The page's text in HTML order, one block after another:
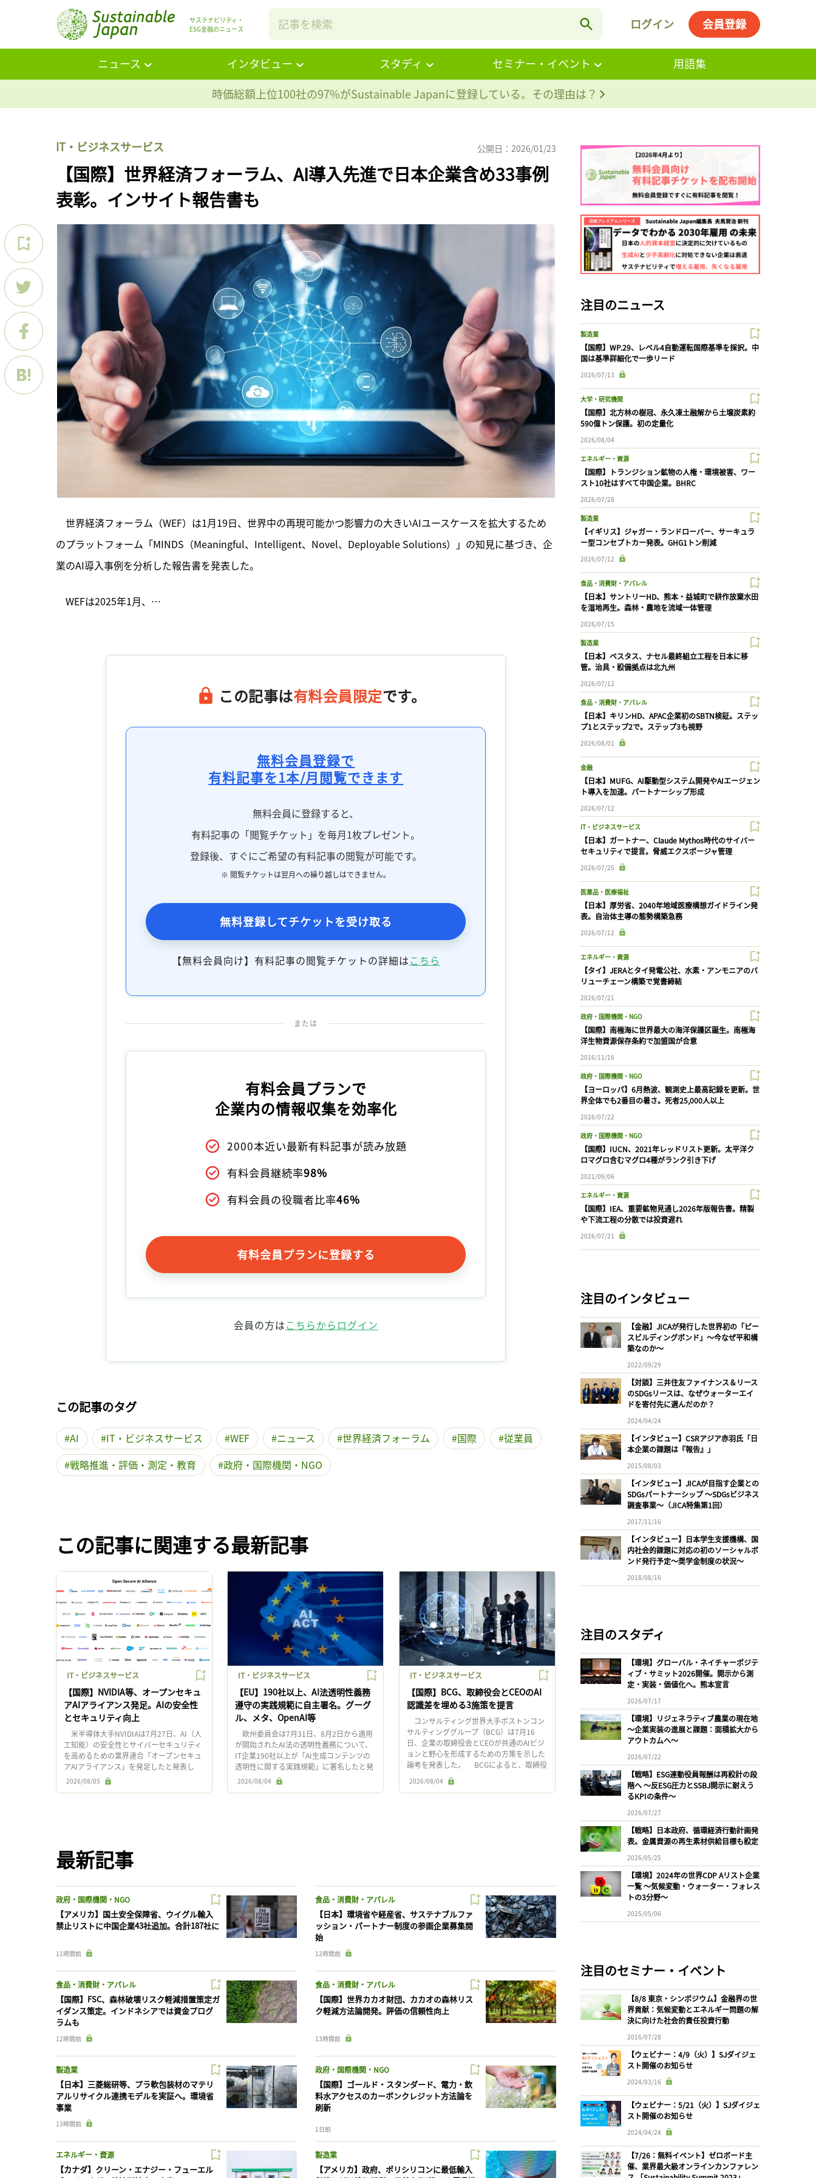
サステナビリティ・
ESG金融のニュース
ログイン 会員登録
ニュース インタビュー スタディ セミナー・イベント
用語集
時価総額上位100社の97%がSustainable Japanに登録している。その理由は？
IT・ビジネスサービス 公開日：2026/01/23
【国際】世界経済フォーラム、AI導入先進で日本企業含め33事例
表彰。インサイト報告書も
世界経済フォーラム（WEF）は1月19日、世界中の再現可能かつ影響力の大きいAIユースケースを拡大するため
のプラットフォーム「MINDS（Meaningful、Intelligent、Novel、Deployable Solutions）」の知見に基づき、企
業のAI導入事例を分析した報告書を発表した。
WEFは2025年1月、…
この記事は有料会員限定です。
無料会員登録で
有料記事を1本/月閲覧できます
無料会員に登録すると、
有料記事の「閲覧チケット」を毎月1枚プレゼント。
登録後、すぐにご希望の有料記事の閲覧が可能です。
※ 閲覧チケットは翌月への繰り越しはできません。
無料登録してチケットを受け取る
【無料会員向け】有料記事の閲覧チケットの詳細はこちら
または
有料会員プランで
企業内の情報収集を効率化
2000本近い最新有料記事が読み放題
有料会員継続率98%
有料会員の役職者比率46%
有料会員プランに登録する
会員の方はこちらからログイン
この記事のタグ
AI IT・ビジネスサービス WEF ニュース 世界経済フォーラム 国際
従業員
戦略推進・評価・測定・教育
政府・国際機関・NGO
この記事に関連する最新記事
IT・ビジネスサービス
【国際】NVIDIA等、オープンセキュ
アAIアライアンス発足。AIの安全性
とセキュリティ向上
米半導体大手NVIDIAは7月27日、AI（人
工知能）の安全性とサイバーセキュリティ
を高めるための業界連合「オープンセキュ
アAIアライアンス」を発足したと発表し
た。 同アライアンスでは、 ここから先
は登録ユーザー限定 […]
2026/08/05
IT・ビジネスサービス
【EU】190社以上、AI法透明性義務
遵守の実践規範に自主署名。グーグ
ル、メタ、OpenAI等
欧州委員会は7月31日、8月2日から適用
が開始されたAI法の透明性義務について、
IT企業190社以上が「AI生成コンテンツの
透明性に関する実践規範」に署名したと発
表した。同実践規範への署名は任意だが、
署名した上で欧州委 […]
2026/08/04
IT・ビジネスサービス
【国際】BCG、取締役会とCEOのAI
認識差を埋める3施策を提言
コンサルティング世界大手ボストンコン
サルティンググループ（BCG）は7月16
日、企業の取締役会とCEOが共通のAIビジ
ョンと野心を形成するための方策を示した
論考を発表した。 BCGによると、取締役
会とCEOはAI導入 […]
2026/08/04
最新記事
政府・国際機関・NGO
【アメリカ】国土安全保障省、ウイグル輸入
禁止リストに中国企業43社追加。合計187社に
11時間前
食品・消費財・アパレル
【日本】環境省や経産省、サステナブルファ
ッション・パートナー制度の参画企業募集開
始
12時間前
食品・消費財・アパレル
【国際】FSC、森林破壊リスク軽減措置策定ガ
イダンス策定。インドネシアでは資金プログ
ラムも
12時間前
食品・消費財・アパレル
【国際】世界カカオ財団、カカオの森林リス
ク軽減方法論開発。評価の信頼性向上
13時間前
製造業
【日本】三菱総研等、プラ軟包装材のマテリ
アルリサイクル連携モデルを実証へ。環境省
事業
13時間前
政府・国際機関・NGO
【国際】ゴールド・スタンダード、電力・飲
料水アクセスのカーボンクレジット方法論を
刷新
1日前
エネルギー・資源
【カナダ】クリーン・エナジー・フューエル
製造業
【アメリカ】政府、ポリシリコンに最低輸入
注目のニュース
製造業
【国際】WP.29、レベル4自動運転国際基準を採択。中
国は基準詳細化で一歩リード
2026/07/13
大学・研究機関
【国際】北方林の樹冠、永久凍土融解から土壌炭素約
590億トン保護。初の定量化
2026/08/04
エネルギー・資源
【国際】トランジション鉱物の人権・環境被害、ワー
スト10社はすべて中国企業。BHRC
2026/07/28
製造業
【イギリス】ジャガー・ランドローバー、サーキュラ
ー型コンセプトカー発表。GHG1トン削減
2026/07/12
食品・消費財・アパレル
【日本】サントリーHD、熊本・益城町で耕作放棄水田
を湿地再生。森林・農地を流域一体管理
2026/07/15
製造業
【日本】ベスタス、ナセル最終組立工程を日本に移
管。治具・設備拠点は北九州
2026/07/12
食品・消費財・アパレル
【日本】キリンHD、APAC企業初のSBTN検証。ステッ
プ1とステップ2で。ステップ3も視野
2026/08/01
金融
【日本】MUFG、AI駆動型システム開発やAIエージェン
ト導入を加速。パートナーシップ形成
2026/07/12
IT・ビジネスサービス
【日本】ガートナー、Claude Mythos時代のサイバー
セキュリティで提言。脅威エクスポージャ管理
2026/07/25
医薬品・医療福祉
【日本】厚労省、2040年地域医療構想ガイドライン発
表。自治体主導の態勢構築急務
2026/07/12
エネルギー・資源
【タイ】JERAとタイ発電公社、水素・アンモニアのバ
リューチェーン構築で覚書締結
2026/07/21
政府・国際機関・NGO
【国際】南極海に世界最大の海洋保護区誕生。南極海
洋生物資源保存条約で加盟国が合意
2016/11/16
政府・国際機関・NGO
【ヨーロッパ】6月熱波、観測史上最高記録を更新。世
界全体でも2番目の暑さ。死者25,000人以上
2026/07/22
政府・国際機関・NGO
【国際】IUCN、2021年レッドリスト更新。太平洋ク
ロマグロ含むマグロ4種がランク引き下げ
2021/09/06
エネルギー・資源
【国際】IEA、重要鉱物見通し2026年版報告書。精製
や下流工程の分散では投資遅れ
2026/07/21
注目のインタビュー
【金融】JICAが発行した世界初の「ピー
スビルディングボンド」〜今なぜ平和構
築なのか〜
2022/09/29
【対談】三井住友ファイナンス＆リース
のSDGsリースは、なぜウォーターエイ
ドを寄付先に選んだのか？
2024/04/24
【インタビュー】CSRアジア赤羽氏「日
本企業の課題は『報告』」
2015/08/03
【インタビュー】JICAが目指す企業との
SDGsパートナーシップ 〜SDGsビジネス
調査事業〜（JICA特集第1回）
2017/11/16
【インタビュー】日本学生支援機構、国
内社会的課題に対応の初のソーシャルボ
ンド発行予定〜奨学金制度の状況〜
2018/08/16
注目のスタディ
【環境】グローバル・ネイチャーポジテ
ィブ・サミット2026開催。開示から測
定・実装・価値化へ。熊本宣言
2026/07/17
【環境】リジェネラティブ農業の現在地
〜企業実装の進展と課題：面積拡大から
アウトカムへ〜
2026/07/22
【戦略】ESG連動役員報酬は再設計の段
階へ 〜反ESG圧力とSSBJ開示に耐えう
るKPIの条件〜
2026/07/27
【戦略】日本政府、循環経済行動計画発
表。金属資源の再生素材供給目標も設定
2026/05/25
【環境】2024年の世界CDP Aリスト企業
一覧 〜気候変動・ウォーター・フォレス
トの3分野〜
2025/05/06
注目のセミナー・イベント
【8/8 東京・シンポジウム】金融界の世
界貢献：気候変動とエネルギー問題の解
決に向けた社会的責任投資行動
2016/07/28
【ウェビナー：4/9（火）】SJダイジェ
スト開催のお知らせ
2024/03/16
【ウェビナー：5/21（火）】SJダイジェ
スト開催のお知らせ
2024/04/24
【7/26：無料イベント】ゼロボード主
催、業界最大級オンラインカンファレン
ログイン 会員登録